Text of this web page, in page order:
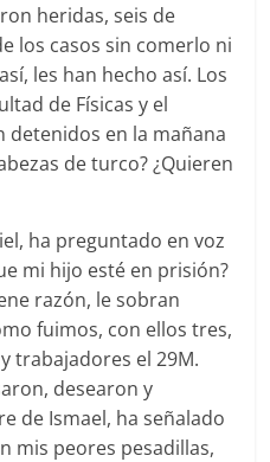
heridas, seis de
los casos sin comerlo ni
les han hecho así. Los
de Físicas y el
detenidos en la mañana
de turco? ¿Quieren
ha preguntado en voz
mi hijo esté en prisión?
razón, le sobran
fuimos, con ellos tres,
trabajadores el 29M.
desearon y
de Ismael, ha señalado
mis peores pesadillas,